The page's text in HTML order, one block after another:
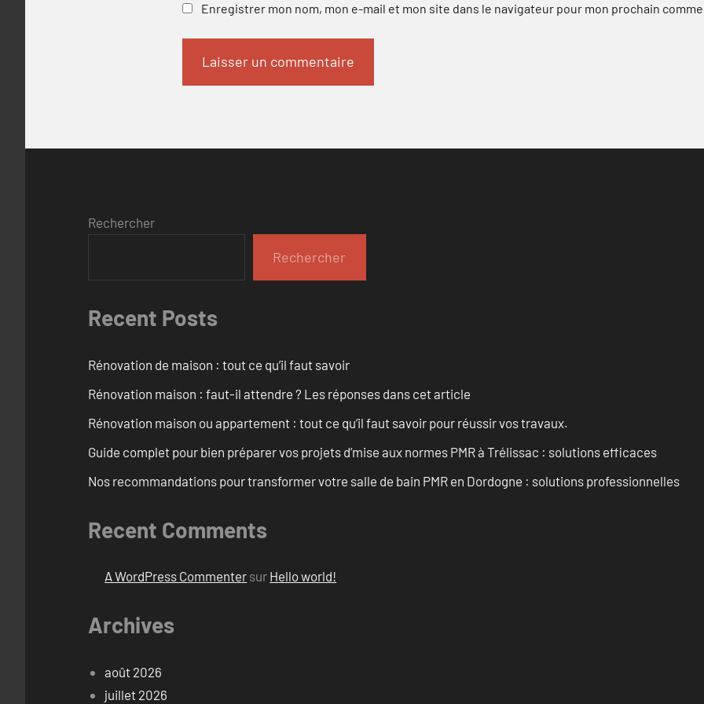
Enregistrer mon nom, mon e-mail et mon site dans le navigateur pour mon prochain
Rechercher
Rechercher
Recent Posts
Rénovation de maison : tout ce qu’il faut savoir
Rénovation maison : faut-il attendre ? Les réponses dans cet article
Rénovation maison ou appartement : tout ce qu’il faut savoir pour réussir vos travaux.
Guide complet pour bien préparer vos projets d’mise aux normes PMR à Trélissac : solutions efficaces
Nos recommandations pour transformer votre salle de bain PMR en Dordogne : solutions professionnelles
Recent Comments
A WordPress Commenter sur Hello world!
Archives
août 2026
juillet 2026